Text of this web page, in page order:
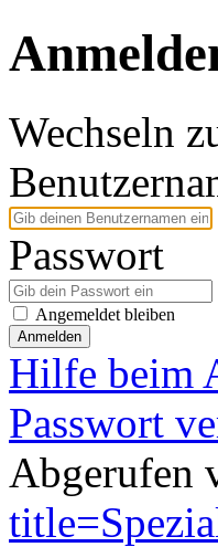
Wechseln
Passwort
Angemeldet bleiben
Anmelden
Hilfe beim
Passwort
Abgerufen